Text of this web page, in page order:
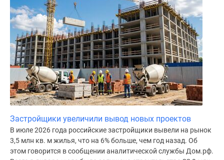
Москве
Готовые
коттеджные
поселки
Строящиеся
коттеджные
поселки
Коттеджные
поселки
лесу
Коттеджные
поселки
Застройщики увеличили вывод новых проектов
В июле 2026 года российские застройщики вывели на рынок
3,5 млн кв. м жилья, что на 6% больше, чем год назад. Об
этом говорится в сообщении аналитической службы Дом.рф.